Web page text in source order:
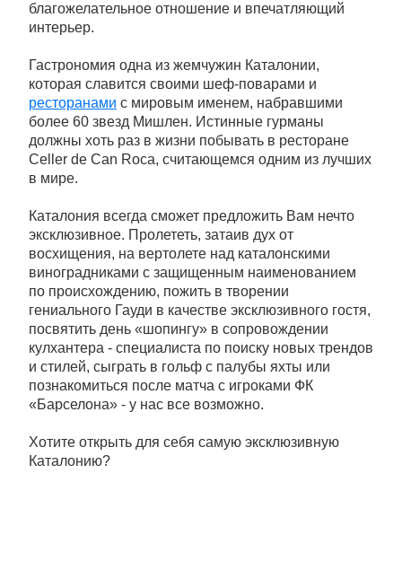
благожелательное отношение и впечатляющий
интерьер.
Гастрономия одна из жемчужин Каталонии,
которая славится своими шеф-поварами и
ресторанами с мировым именем, набравшими
более 60 звезд Мишлен. Истинные гурманы
должны хоть раз в жизни побывать в ресторане
Celler de Can Roca, считающемся одним из лучших
в мире.
Каталония всегда сможет предложить Вам нечто
эксклюзивное. Пролететь, затаив дух от
восхищения, на вертолете над каталонскими
виноградниками с защищенным наименованием
по происхождению, пожить в творении
гениального Гауди в качестве эксклюзивного гостя,
посвятить день «шопингу» в сопровождении
кулхантера - специалиста по поиску новых трендов
и стилей, сыграть в гольф с палубы яхты или
познакомиться после матча с игроками ФК
«Барселона» - у нас все возможно.
Хотите открыть для себя самую эксклюзивную
Каталонию?